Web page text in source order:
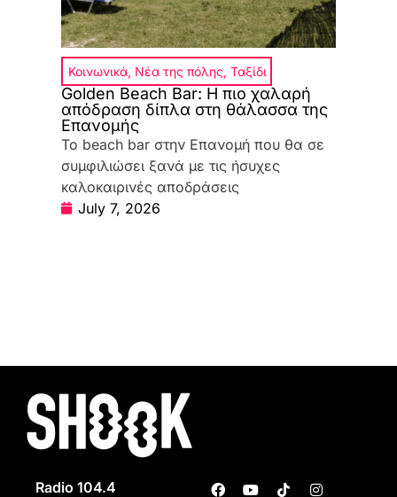
Κοινωνικά, Νέα της πόλης, Ταξίδι
Golden Beach Bar: Η πιο χαλαρή
απόδραση δίπλα στη θάλασσα της
Επανομής
Το beach bar στην Επανομή που θα σε
συμφιλιώσει ξανά με τις ήσυχες
καλοκαιρινές αποδράσεις
July 7, 2026
Radio 104.4